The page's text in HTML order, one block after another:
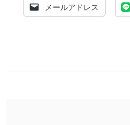
メールアドレス